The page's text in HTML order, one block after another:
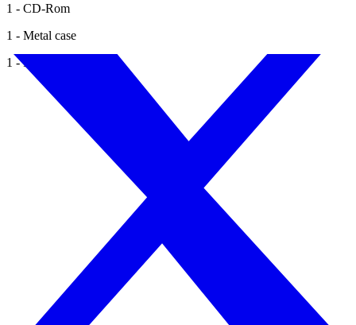
1 - CD-Rom
1 - Metal case
1 - Probe adjust